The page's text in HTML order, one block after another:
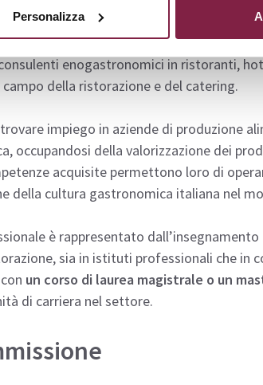
Personalizza
Ospitalità e Territori dell’Università
enogastronomico e dell’ospitalità.
enogastronomici in ristoranti,
della ristorazione e del catering.
impiego in aziende di produzione
occupandosi della valorizzazione dei
acquisite permettono loro di
della cultura gastronomica italiana nel
è rappresentato
sia in istituti professionali che in
un corso di laurea magistrale o un
di carriera nel settore.